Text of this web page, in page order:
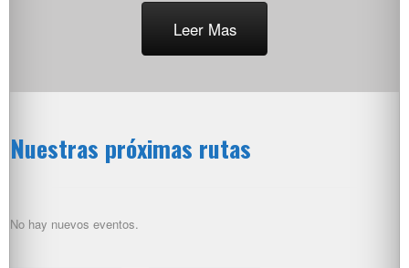
Leer Mas
Nuestras próximas rutas
No hay nuevos eventos.